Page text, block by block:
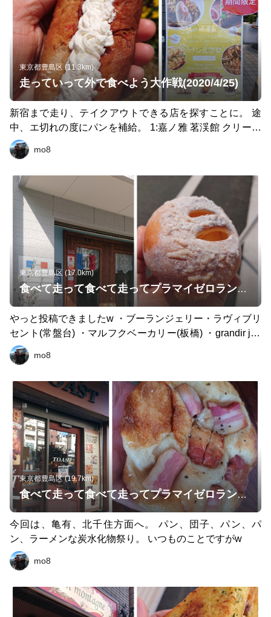
とシュークリーム(お持ち帰り) すべてなっとくの味。
た、食べすぎでしょうかw 帰りは、顔下半分を布でぐるぐ
る巻き状態&サングラスでガラガラの電車で帰りました。
東京都豊島区 (11.3km)
走っていって外で食べよう大作戦(2020/4/25)
新宿まで走り、テイクアウトできる店を探すことに。 途
中、エ切れの度にパンを補給。 1:嘉ノ雅 茗渓館 クリーム
イチゴジャムサンド 2:満 きんぴら塩麹パン メインランチ
3:馬太郎 馬肉ハンバーグ 4:俺の魚を食ってみろ アジフラ
酒屋さんのお弁当。 馬肉専門店の馬肉ハンバーグはあっ
さり旨味で、上品な美味しさ。 アジフライも身が厚くサ
クサク衣、カキフライも小粒ながら超ジューシー。 太陽
のもと、新宿な大都会の公園にて美味しく頂きました。
馬太郎さんの秘密の告知文章も公開します。 コロナに負
けず、乗り気って欲しいものです。
mo8
東京都豊島区 (17.0km)
食べて走って食べて走ってプラマイゼロランその6
やっと投稿できましたw ・ブーランジェリー・ラヴィブリ
セント(常盤台) ・マルフクベーカリー(板橋) ・grandir jap
onais(板橋)
mo8
東京都豊島区 (19.7km)
食べて走って食べて走ってプラマイゼロランその5
今回は、亀有、北千住方面へ。 パン、団子、パン、パ
ン、ラーメンな炭水化物祭り。 いつものことですがw
mo8